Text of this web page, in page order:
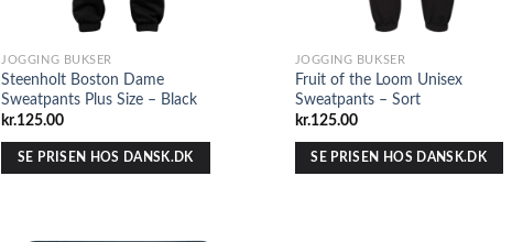
JOGGING BUKSER
Steenholt Boston Dame
Sweatpants Plus Size – Black
kr.125.00
SE PRISEN HOS DANSK.DK
JOGGING BUKSER
Fruit of the Loom Unisex
Sweatpants – Sort
kr.125.00
SE PRISEN HOS DANSK.DK